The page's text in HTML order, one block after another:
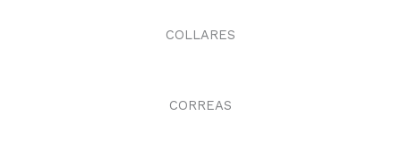
COLLARES
CORREAS